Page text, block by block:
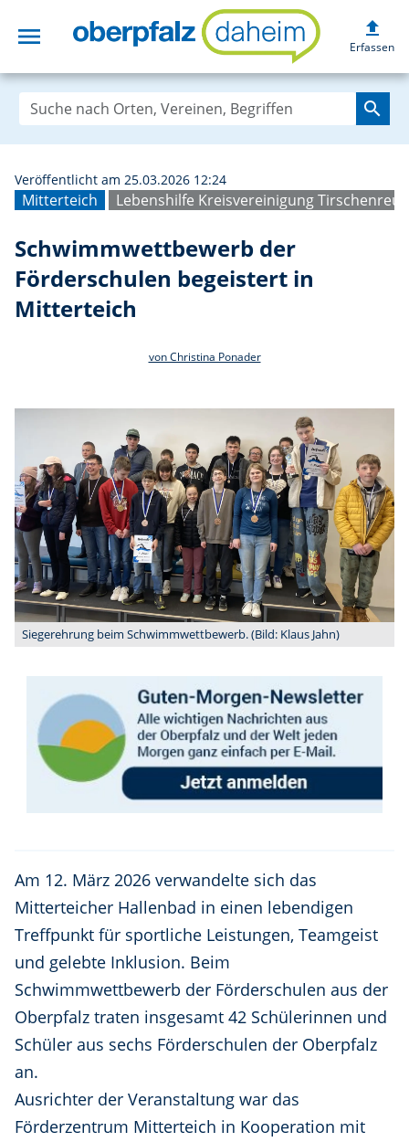
menu upload
Erfassen
search
Mitterteich Lebenshilfe Kreisvereinigung
Veröffentlicht am 25.03.2026 12:24
Schwimmwettbewerb der
Förderschulen begeistert in
Mitterteich
von Christina Ponader
Siegerehrung beim Schwimmwettbewerb. (Bild: Klaus Jahn)
Am 12. März 2026 verwandelte sich das
Mitterteicher Hallenbad in einen lebendigen
Treffpunkt für sportliche Leistungen, Teamgeist
und gelebte Inklusion. Beim
Schwimmwettbewerb der Förderschulen aus der
Oberpfalz traten insgesamt 42 Schülerinnen und
Schüler aus sechs Förderschulen der Oberpfalz
an.
Ausrichter der Veranstaltung war das
Förderzentrum Mitterteich in Kooperation mit